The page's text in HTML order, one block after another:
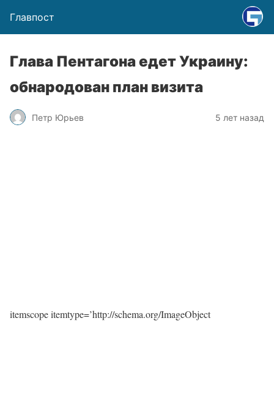
Главпост
Глава Пентагона едет Украину:
обнародован план визита
Петр Юрьев 5 лет назад
itemscope itemtype=’http://schema.org/ImageObject